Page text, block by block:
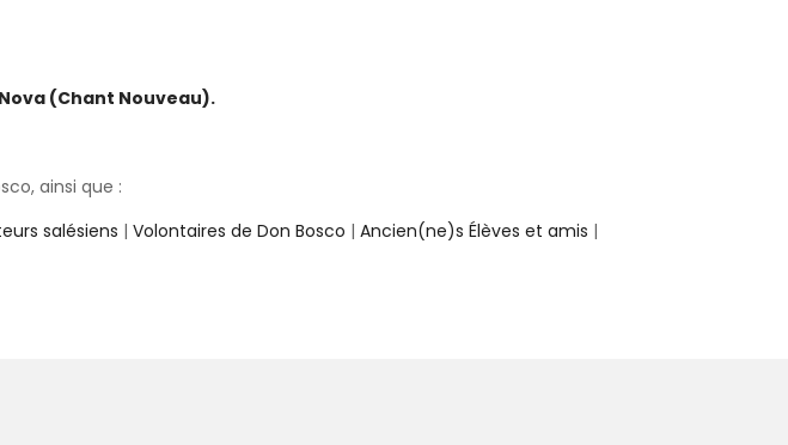
(Chant Nouveau).
ainsi que :
salésiens | Volontaires de Don Bosco | Ancien(ne)s Élèves et amis |